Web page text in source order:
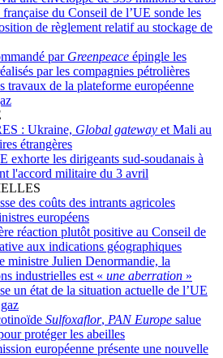
française du Conseil de l’UE sonde les
de règlement relatif au stockage de
par Greenpeace épingle les
par les compagnies pétrolières
travaux de la plateforme européenne
: Ukraine, Global gateway et Mali au
étrangères
exhorte les dirigeants sud-soudanais à
l'accord militaire du 3 avril
des coûts des intrants agricoles
européens
réaction plutôt positive au Conseil de
aux indications géographiques
ministre Julien Denormandie, la
industrielles est « une aberration »
un état de la situation actuelle de l’UE
Sulfoxaflor, PAN Europe salue
protéger les abeilles
européenne présente une nouvelle